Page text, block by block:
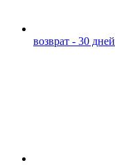
возврат - 30 дней